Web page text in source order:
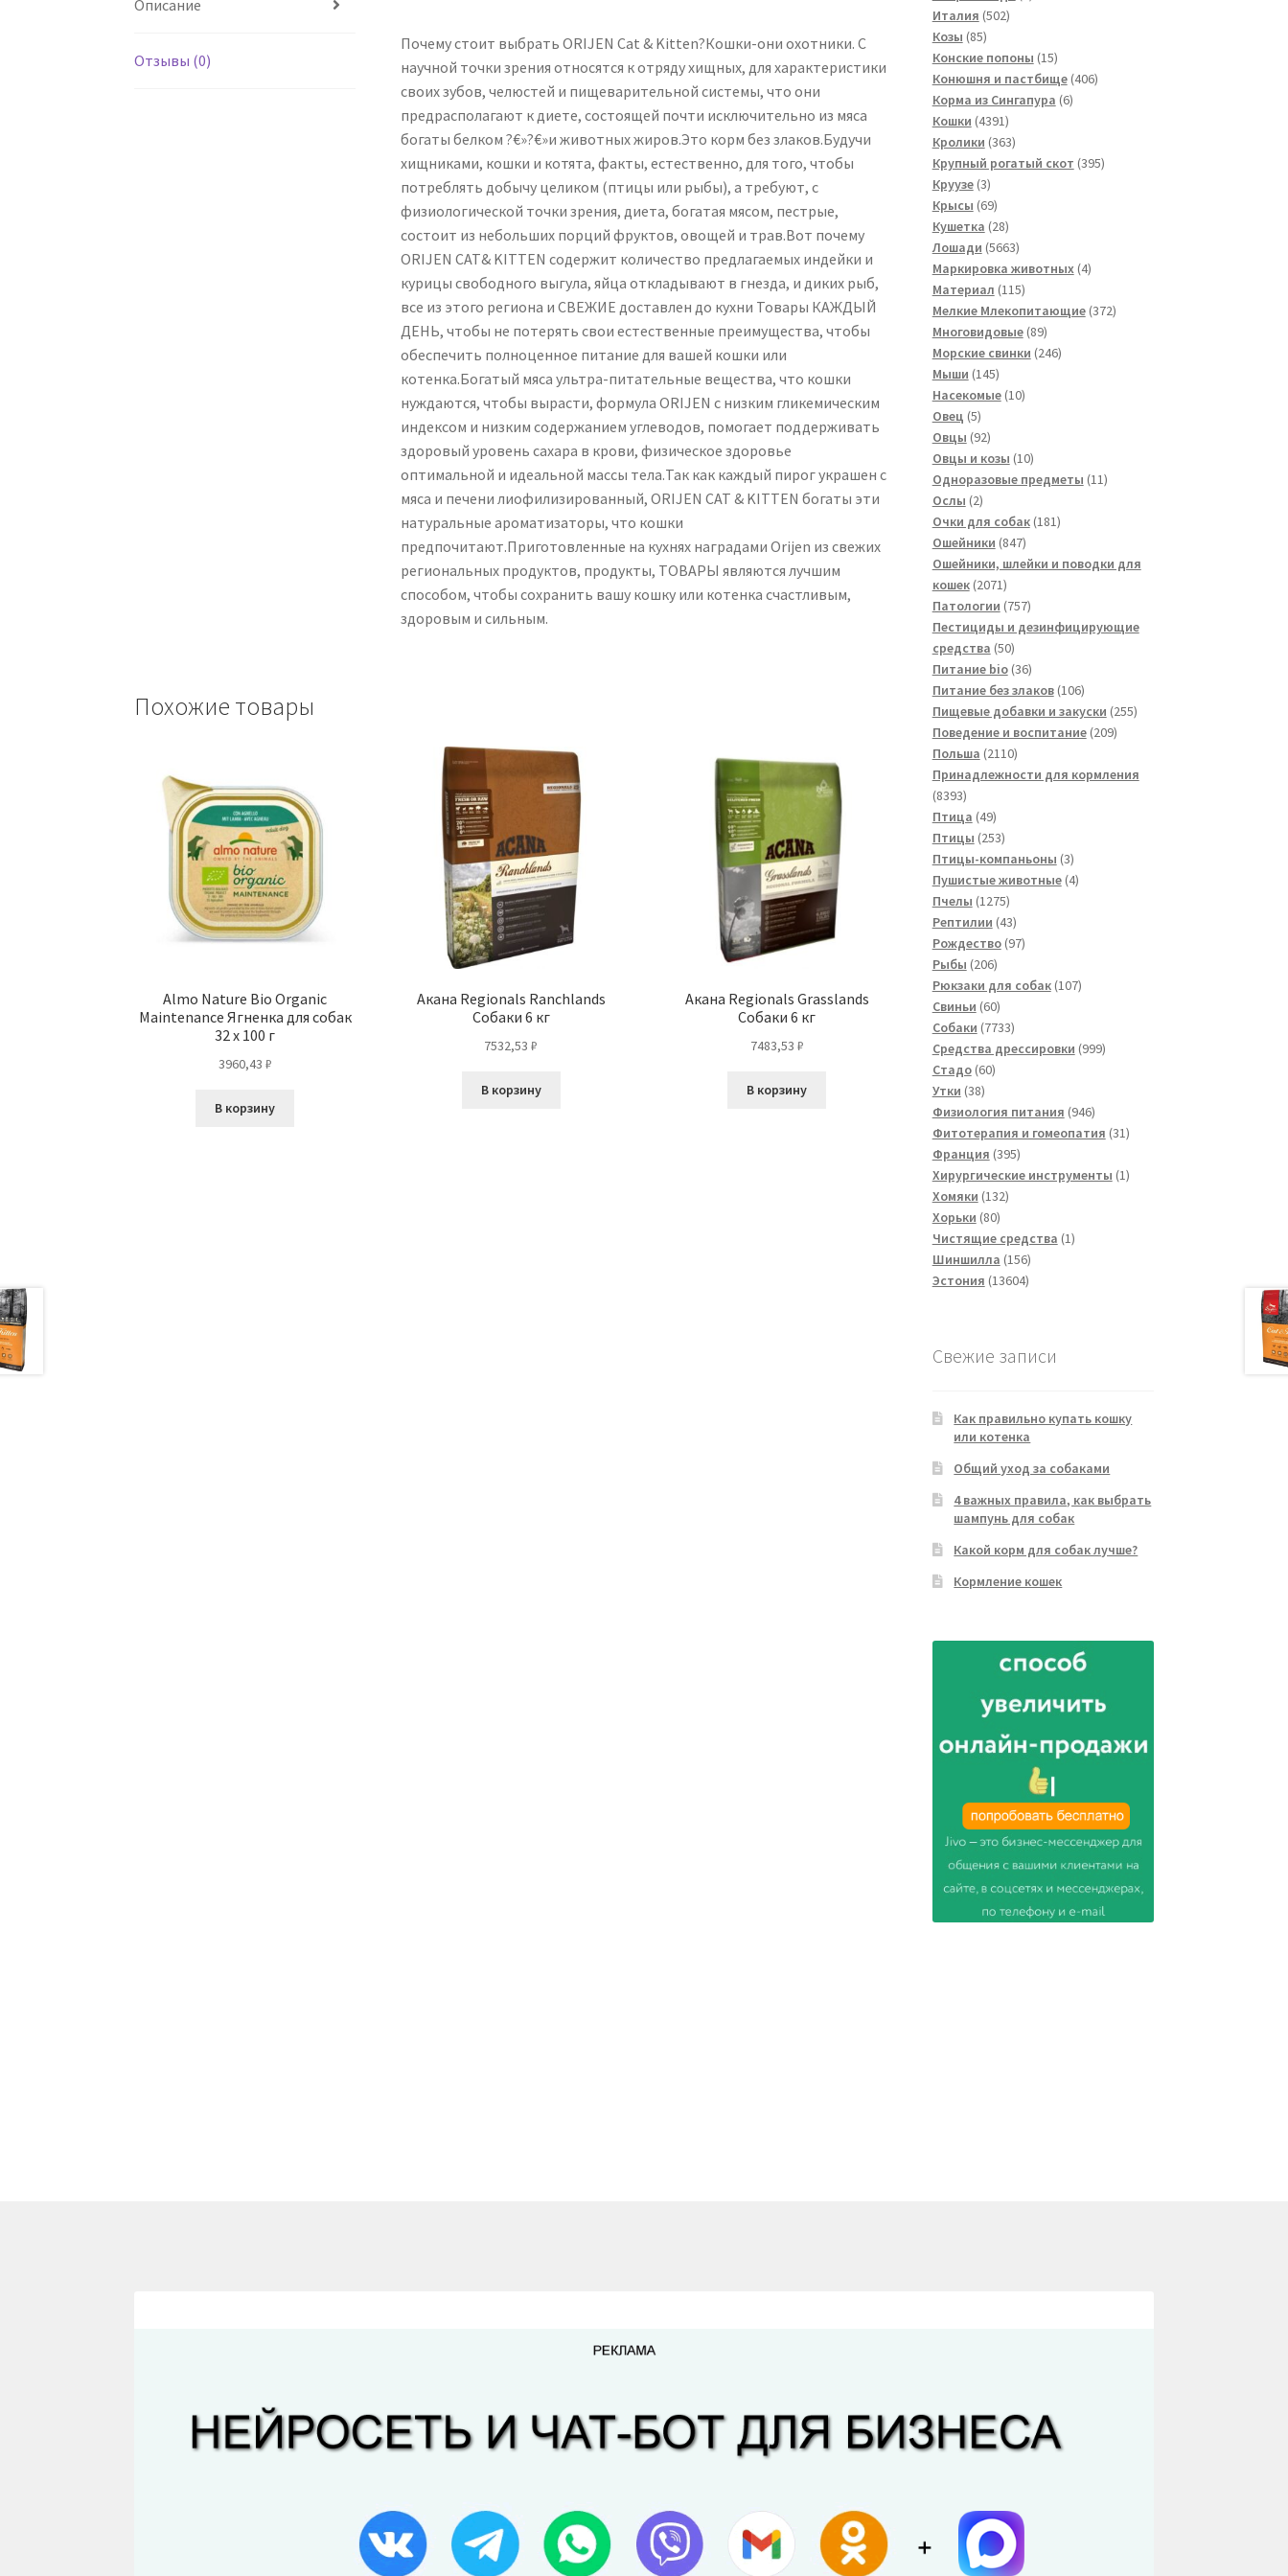
Описание
Отзывы (0)
Почему стоит выбрать ORIJEN Cat & Kitten?Кошки-они охотники. С
научной точки зрения относятся к отряду хищных, для характеристики
своих зубов, челюстей и пищеварительной системы, что они
предрасполагают к диете, состоящей почти исключительно из мяса
богаты белком ?€»?€»и животных жиров.Это корм без злаков.Будучи
хищниками, кошки и котята, факты, естественно, для того, чтобы
потреблять добычу целиком (птицы или рыбы), а требуют, с
физиологической точки зрения, диета, богатая мясом, пестрые,
состоит из небольших порций фруктов, овощей и трав.Вот почему
ORIJEN CAT& KITTEN содержит количество предлагаемых индейки и
курицы свободного выгула, яйца откладывают в гнезда, и диких рыб,
все из этого региона и СВЕЖИЕ доставлен до кухни Товары КАЖДЫЙ
ДЕНЬ, чтобы не потерять свои естественные преимущества, чтобы
обеспечить полноценное питание для вашей кошки или
котенка.Богатый мяса ультра-питательные вещества, что кошки
нуждаются, чтобы вырасти, формула ORIJEN с низким гликемическим
индексом и низким содержанием углеводов, помогает поддерживать
здоровый уровень сахара в крови, физическое здоровье
оптимальной и идеальной массы тела.Так как каждый пирог украшен с
мяса и печени лиофилизированный, ORIJEN CAT & KITTEN богаты эти
натуральные ароматизаторы, что кошки
предпочитают.Приготовленные на кухнях наградами Orijen из свежих
региональных продуктов, продукты, ТОВАРЫ являются лучшим
способом, чтобы сохранить вашу кошку или котенка счастливым,
здоровым и сильным.
Похожие товары
Almo Nature Bio Organic
Maintenance Ягненка для собак
32 х 100 г
3960,43 ₽
В корзину
Акана Regionals Ranchlands
Собаки 6 кг
7532,53₽
В корзину
Акана Regionals Grasslands
Собаки 6 кг
7483,53 ₽
В корзину
Италия 502502
Козы 8585
товаров
Конские попоны 1515
товаров
Конюшня и пастбище 406406
Корма из Сингапура 66
Кошки 43914391
товар
Кролики 363363
товара
Крупный рогатый скот 395395
Круузе 33
товара
Крысы 6969
товаров
Кушетка 2828
товаров
Лошади 56635663
товара
Маркировка животных 44
Материал 115115
товаров
Мелкие Млекопитающие 372372
Многовидовые 8989
товаров
Морские свинки 246246
Мыши 145145
товаров
Насекомые 1010
Овец 55
товаров
Овцы 9292
товара
Овцы и козы 1010
товаров
Одноразовые предметы 1111
Ослы 22
товара
Очки для собак 181181
Ошейники 847847
товаров
Ошейники, шлейки и поводки для
кошек 20712071
товар
Патологии 757757
товаров
Пестициды и дезинфицирующие
средства 5050
товаров
Питание bio 3636
товаров
Питание без злаков 106106
товаров
Пищевые добавки и закуски 255255
Поведение и воспитание 209209
Польша 21102110
товаров
Принадлежности для кормления
83938393
товара
Птица 4949
товаров
Птицы 253253
товара
Птицы-компаньоны 33
товара
Пушистые животные 44
Пчелы 12751275
товаров
Рептилии 4343
товара
Рождество 9797
Рыбы 206206
товаров
Рюкзаки для собак 107107
Свиньи 6060
товаров
Собаки 77337733
товара
Средства дрессировки 999999
Стадо 6060
Утки 3838
товаров
Физиология питания 946946
товаров
Фитотерапия и гомеопатия 3131
Франция 395395
товаров
Хирургические инструменты 11
Хомяки 132132
Хорьки 8080
товаров
Чистящие средства 11
Шиншилла 156156
товаров
Эстония 1360413604
Свежие записи
Как правильно купать кошку
или котенка
Общий уход за собаками
4 важных правила, как выбрать
шампунь для собак
Какой корм для собак лучше?
Кормление кошек